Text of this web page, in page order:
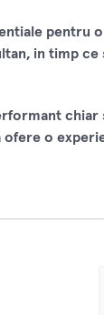
pentru
in timp ce
o